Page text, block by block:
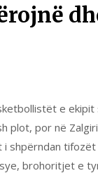
e
plot, por në
shpërndan
brohoritjet e